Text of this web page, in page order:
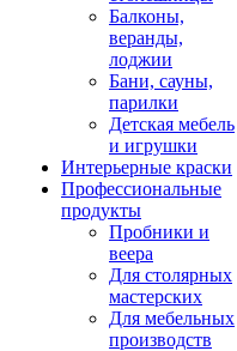
Балконы,
веранды,
лоджии
Бани, сауны,
парилки
Детская мебель
и игрушки
Интерьерные краски
Профессиональные
продукты
Пробники и
веера
Для столярных
мастерских
Для мебельных
производств